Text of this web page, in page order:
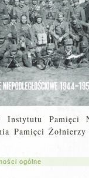
Instytutu Pamięci
Pamięci
ogólne